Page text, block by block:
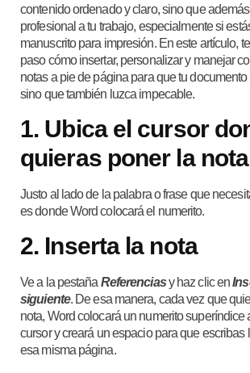
contenido ordenado y claro, sino que
profesional a tu trabajo, especialmente si
manuscrito para impresión. En este artículo,
paso cómo insertar, personalizar y manejar
notas a pie de página para que tu
sino que también luzca impecable.
1. Ubica el cursor
quieras poner la nota
Justo al lado de la palabra o frase que
es donde Word colocará el numerito.
2. Inserta la nota
Ve a la pestaña Referenciasy haz clic en
siguiente. De esa manera, cada vez que
nota, Word colocará un numerito superíndice
cursor y creará un espacio para que escribas
esa misma página.